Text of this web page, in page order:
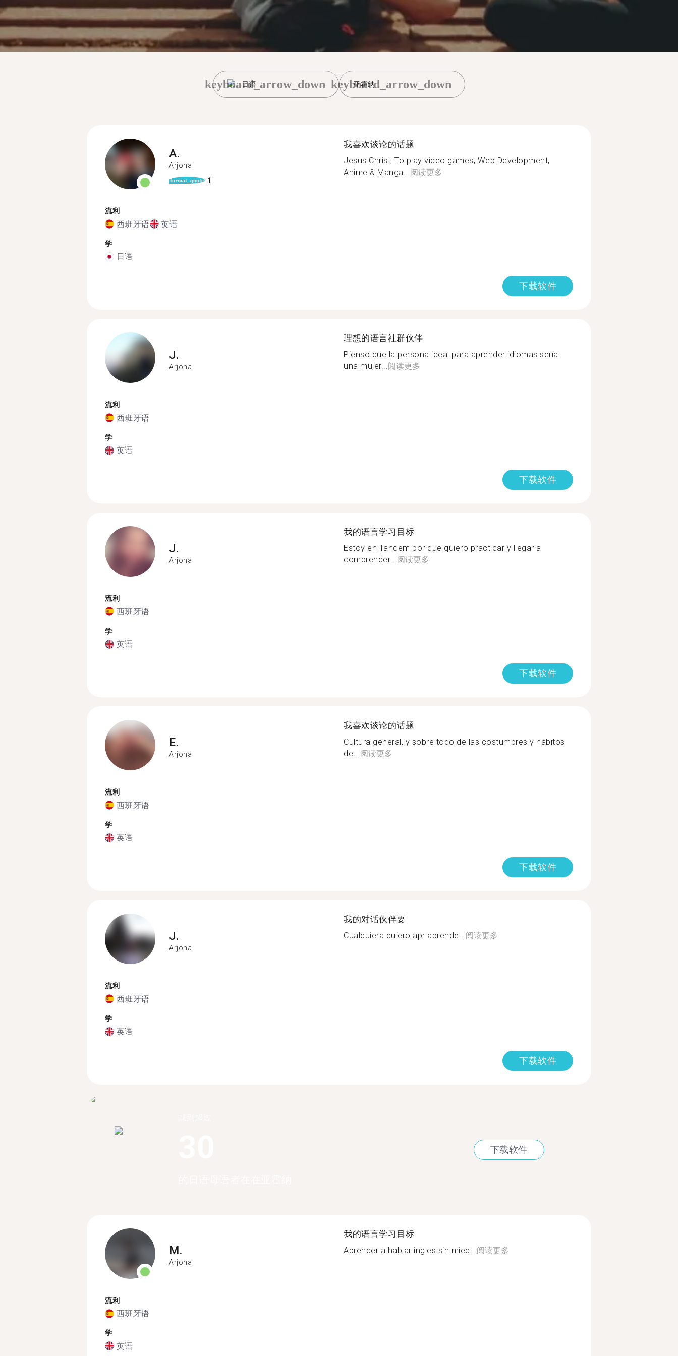
日语
keyboard_arrow_down 亚霍纳
keyboard_arrow_down
A.
Arjona
format_quote 1
流利
西班牙语 英语
学
日语
我喜欢谈论的话题
Jesus Christ, To play video games, Web Development,
Anime & Manga...阅读更多
下载软件
J.
Arjona
流利
西班牙语
学
英语
理想的语言社群伙伴
Pienso que la persona ideal para aprender idiomas sería
una mujer...阅读更多
下载软件
J.
Arjona
流利
西班牙语
学
英语
我的语言学习目标
Estoy en Tandem por que quiero practicar y llegar a
comprender...阅读更多
下载软件
E.
Arjona
流利
西班牙语
学
英语
我喜欢谈论的话题
Cultura general, y sobre todo de las costumbres y hábitos
de...阅读更多
下载软件
J.
Arjona
流利
西班牙语
学
英语
我的对话伙伴要
Cualquiera quiero apr aprende...阅读更多
下载软件
下载软件
M.
Arjona
流利
西班牙语
学
英语
我的语言学习目标
Aprender a hablar ingles sin mied... 阅读更多